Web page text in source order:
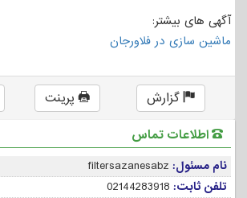
آگهی های بیشتر:
ماشین سازی در فلاورجان
گزارش پرینت
اطلاعات تماس
نام مسئول: filtersazanesabz
تلفن ثابت: 02144283918